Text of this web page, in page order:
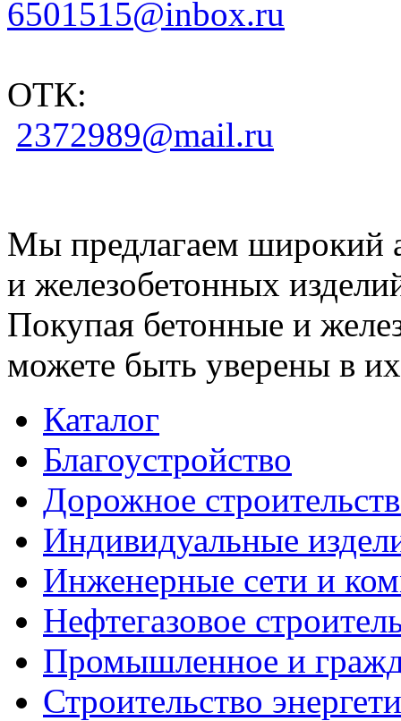
6501515@inbox.ru
ОТК:
2372989@mail.ru
Мы предлагаем широкий
и железобетонных
Покупая бетонные и
можете быть уверены в их
Каталог
Благоустройство
Дорожное
Индивидуальные
Инженерные сети и
Нефтегазовое
Промышленное и
Строительство